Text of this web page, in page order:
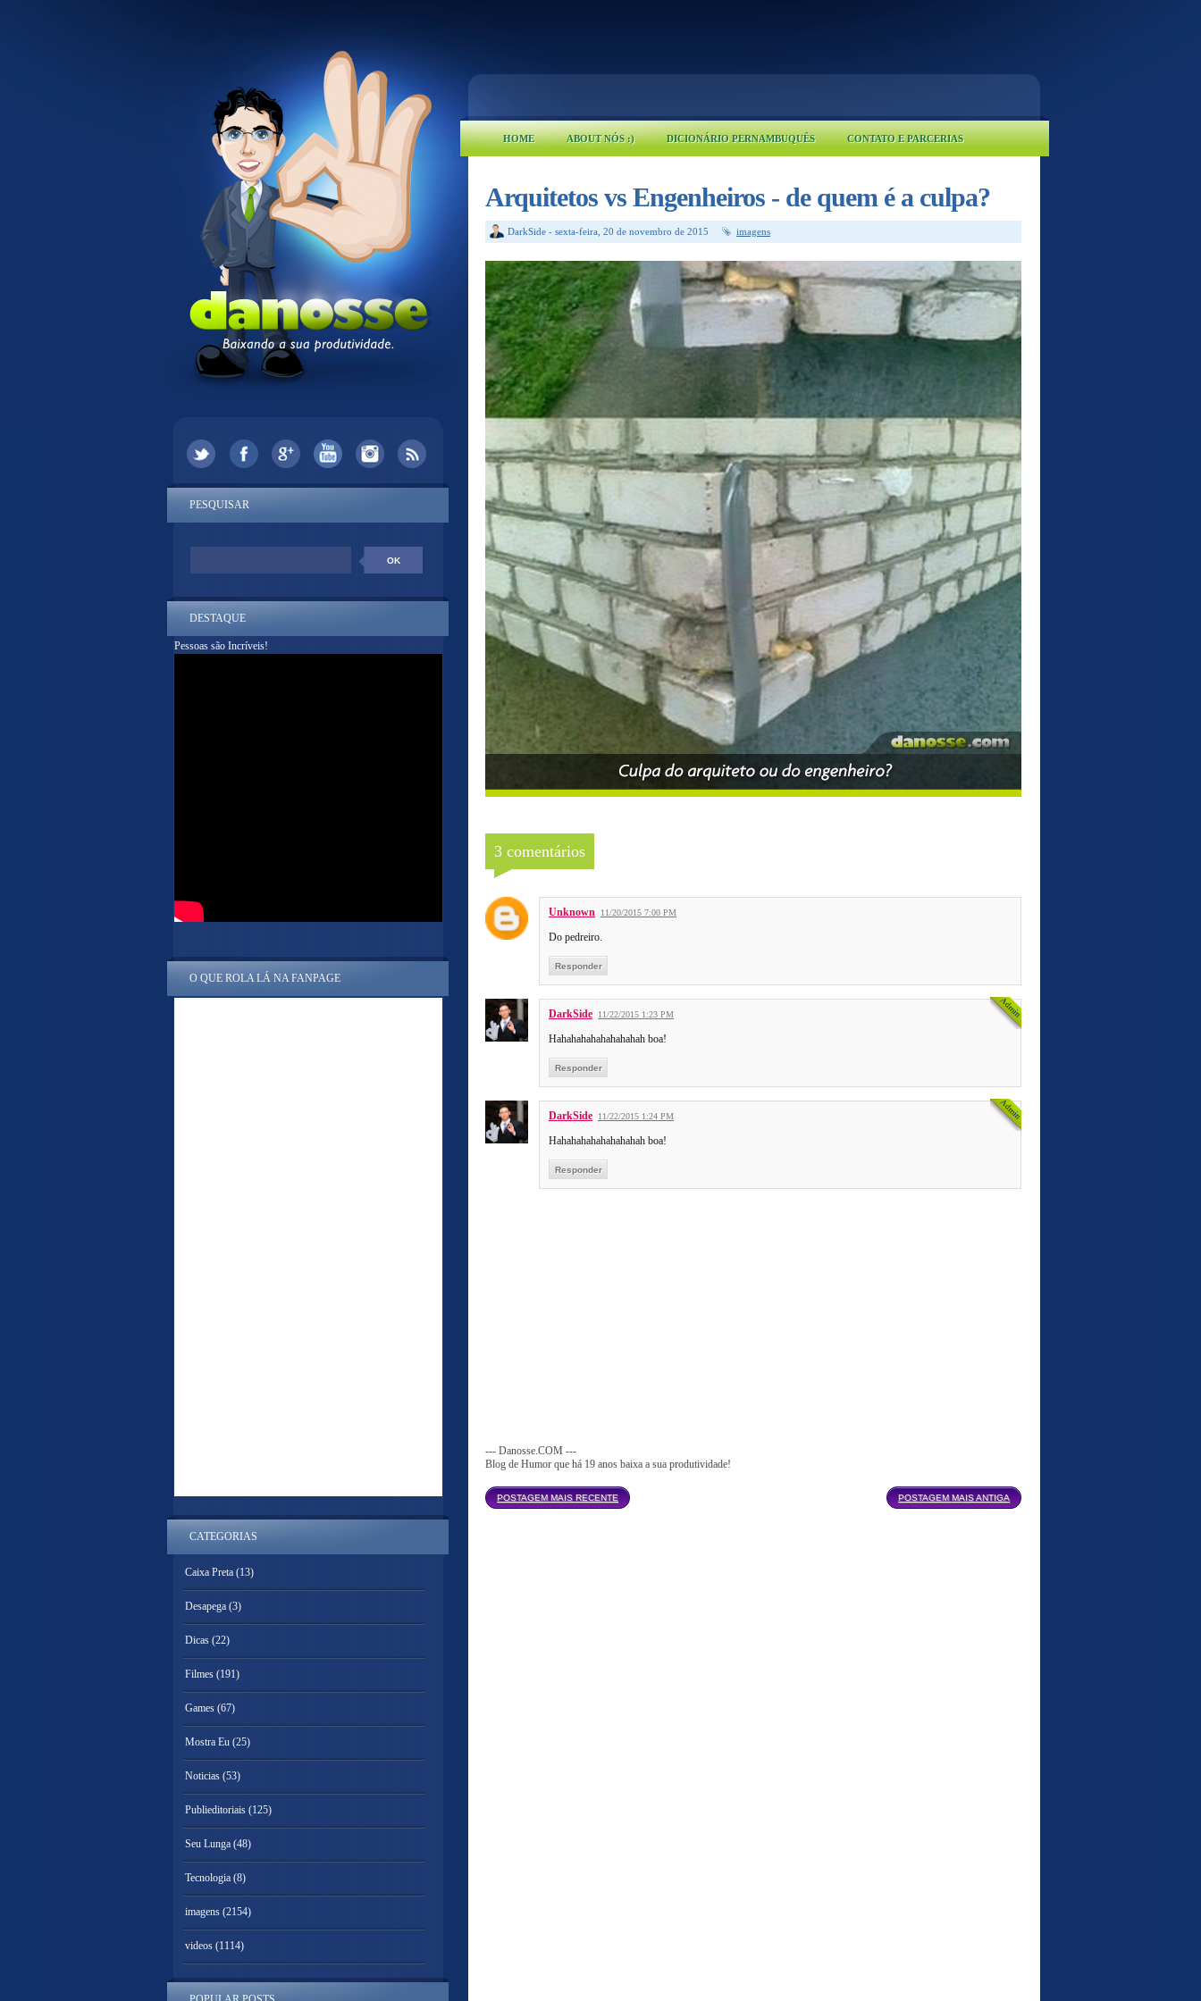
HOME ABOUT NÓS :) DICIONÁRIO PERNAMBUQUÊS CONTATO E PARCERIAS
Arquitetos vs Engenheiros - de quem é a culpa?
DarkSide - sexta-feira, 20 de novembro de 2015 imagens
3 comentários
Unknown 11/20/2015 7:00 PM
Do pedreiro.
Responder
DarkSide 11/22/2015 1:23 PM
Hahahahahahahahahah boa!
Responder
DarkSide 11/22/2015 1:24 PM
Hahahahahahahahahah boa!
Responder
--- Danosse.COM ---
Blog de Humor que há 19 anos baixa a sua produtividade!
POSTAGEM MAIS RECENTE POSTAGEM MAIS ANTIGA
PESQUISAR
DESTAQUE
Pessoas são Incríveis!
O QUE ROLA LÁ NA FANPAGE
CATEGORIAS
Caixa Preta (13)
Desapega (3)
Dicas (22)
Filmes (191)
Games (67)
Mostra Eu (25)
Noticias (53)
Publieditoriais (125)
Seu Lunga (48)
Tecnologia (8)
imagens (2154)
videos (1114)